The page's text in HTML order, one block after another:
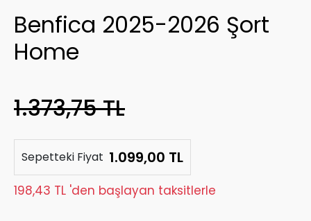
Benfica 2025-2026 Şort
Home
1.373,75 TL
Sepetteki Fiyat 1.099,00 TL
198,43 TL 'den başlayan taksitlerle